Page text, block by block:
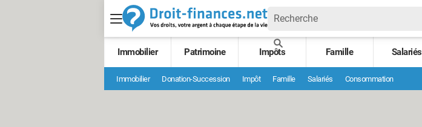
Immobilier Patrimoine Impôts Famille Salariés
Immobilier Donation-Succession Impôt Famille Salariés Consommation